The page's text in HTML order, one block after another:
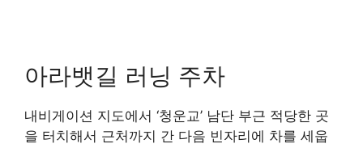
아라뱃길 러닝 주차
내비게이션 지도에서 ‘청운교’ 남단 부근 적당한 곳
을 터치해서 근처까지 간 다음 빈자리에 차를 세웁